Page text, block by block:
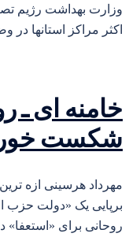
وزارت بهداشت رژیم
اکثر مراکز استانها
خامنه ای ـ
شکست
مهرداد هرسینی ازه
برپایی یک «دولت حزب
روحانی برای